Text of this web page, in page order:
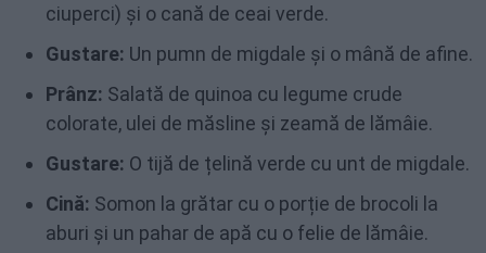
ciuperci) și o cană de ceai verde.
Gustare: Un pumn de migdale și o mână de afine.
Prânz: Salată de quinoa cu legume crude
colorate, ulei de măsline și zeamă de lămâie.
Gustare: O tijă de țelină verde cu unt de migdale.
Cină: Somon la grătar cu o porție de brocoli la
aburi și un pahar de apă cu o felie de lămâie.